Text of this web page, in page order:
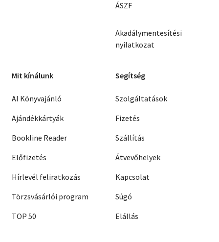
ÁSZF
Akadálymentesítési
nyilatkozat
Mit kínálunk
AI Könyvajánló
Ajándékkártyák
Bookline Reader
Előfizetés
Hírlevél feliratkozás
Törzsvásárlói program
TOP 50
Segítség
Szolgáltatások
Fizetés
Szállítás
Átvevőhelyek
Kapcsolat
Súgó
Elállás